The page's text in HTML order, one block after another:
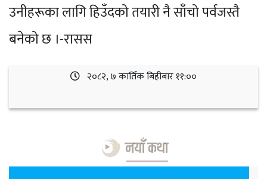
उनीहरूका लागि हिउँदको तयारी नै साँचो पर्वजस्तै
बनेको छ ।-रासस
२०८२, ७ कार्तिक बिहीबार ११:००
नयाँ कथा